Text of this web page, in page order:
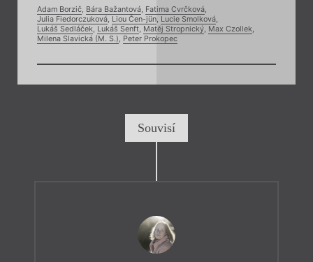
Adam Borzič, Bára Bažantová, Fatima Cvrčková,
Julia Fiedorczuková, Liou Čen-jün, Lucie Smolková,
Lukáš Sedláček, Lukáš Senft, Matěj Stropnický, Max Czollek,
Milena Slavická (M. S.), Peter Prokopec
Souvisí